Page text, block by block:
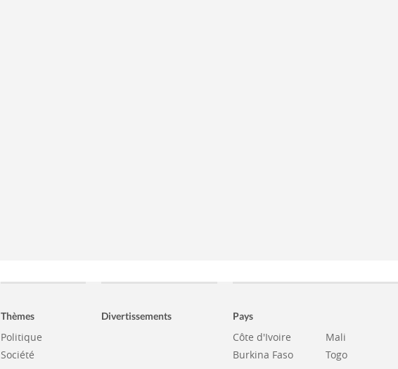
Thèmes
Politique
Société
Divertissements Pays
Côte d'Ivoire
Burkina Faso
Mali
Togo